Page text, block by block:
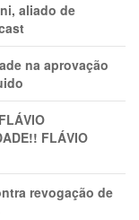
aliado de
na aprovação
FLÁVIO
revogação de